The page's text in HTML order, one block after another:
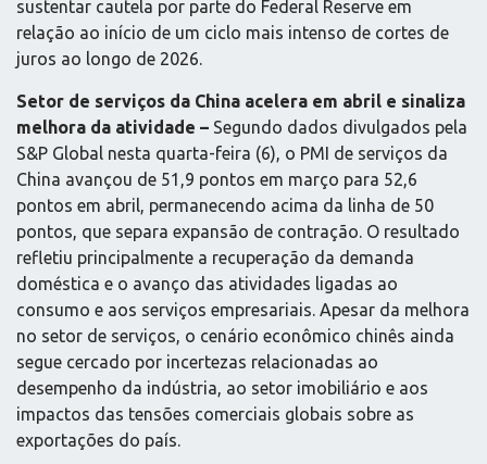
sustentar cautela por parte do Federal Reserve em
relação ao início de um ciclo mais intenso de cortes de
juros ao longo de 2026.
Setor de serviços da China acelera em abril e sinaliza
melhora da atividade – Segundo dados divulgados pela
S&P Global nesta quarta-feira (6), o PMI de serviços da
China avançou de 51,9 pontos em março para 52,6
pontos em abril, permanecendo acima da linha de 50
pontos, que separa expansão de contração. O resultado
refletiu principalmente a recuperação da demanda
doméstica e o avanço das atividades ligadas ao
consumo e aos serviços empresariais. Apesar da melhora
no setor de serviços, o cenário econômico chinês ainda
segue cercado por incertezas relacionadas ao
desempenho da indústria, ao setor imobiliário e aos
impactos das tensões comerciais globais sobre as
exportações do país.